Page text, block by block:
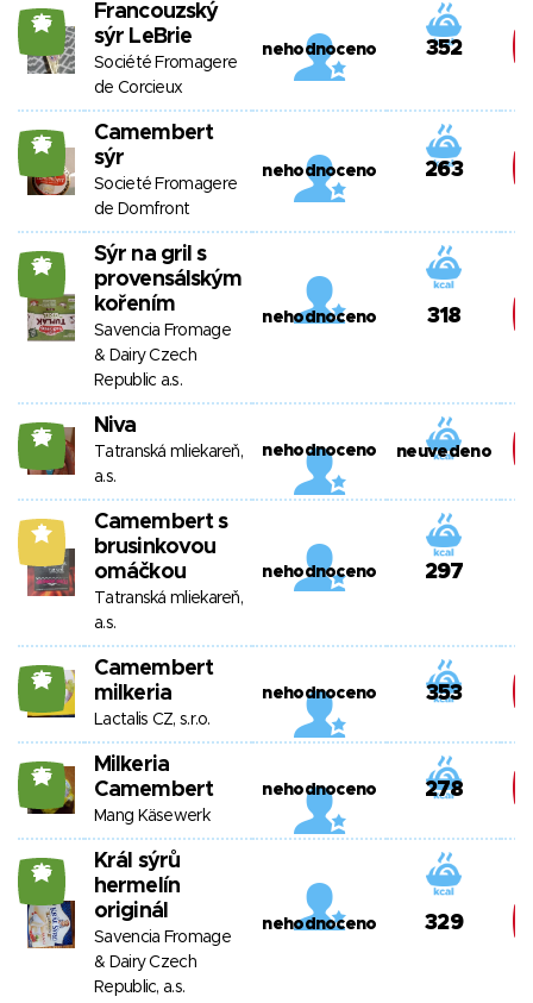
25
Francouzský
sýr LeBrie
Société Fromagere
de Corcieux
nehodnoceno 352
25
Camembert
sýr
Societé Fromagere
de Domfront
nehodnoceno 263
26
Sýr na gril s
provensálským
kořením
Savencia Fromage
& Dairy Czech
Republic a.s.
nehodnoceno 318
25 Niva
Tatranská mliekareň,
a.s.
nehodnoceno neuvedeno
7
Camembert s
brusinkovou
omáčkou
Tatranská mliekareň,
a.s.
nehodnoceno 297
25
Camembert
milkeria
Lactalis CZ, s.r.o.
nehodnoceno 353
25
Milkeria
Camembert
Mang Käsewerk
nehodnoceno 278
26
Král sýrů
hermelín
originál
Savencia Fromage
& Dairy Czech
Republic, a.s.
nehodnoceno 329